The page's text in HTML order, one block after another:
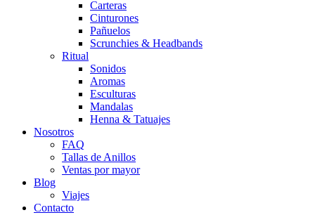
Carteras
Cinturones
Pañuelos
Scrunchies & Headbands
Ritual
Sonidos
Aromas
Esculturas
Mandalas
Henna & Tatuajes
Nosotros
FAQ
Tallas de Anillos
Ventas por mayor
Blog
Viajes
Contacto